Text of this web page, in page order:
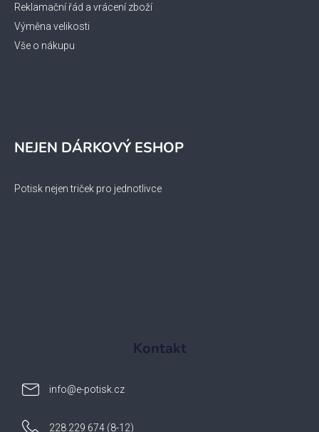
Reklamační řád a vrácení zboží
Výměna velikosti
Vše o nákupu
NEJEN DÁRKOVÝ ESHOP
Potisk nejen triček pro jednotlivce
Kontakt
info@e-potisk.cz
228 229 674 (8-12)